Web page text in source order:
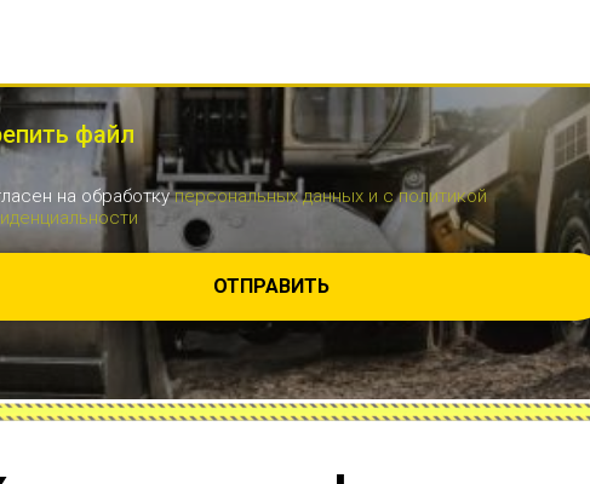
файл
на обработку персональных данных и c политикой
ОТПРАВИТЬ